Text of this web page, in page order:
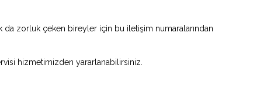
zorluk çeken bireyler için bu iletişim numaralarından
hizmetimizden yararlanabilirsiniz.